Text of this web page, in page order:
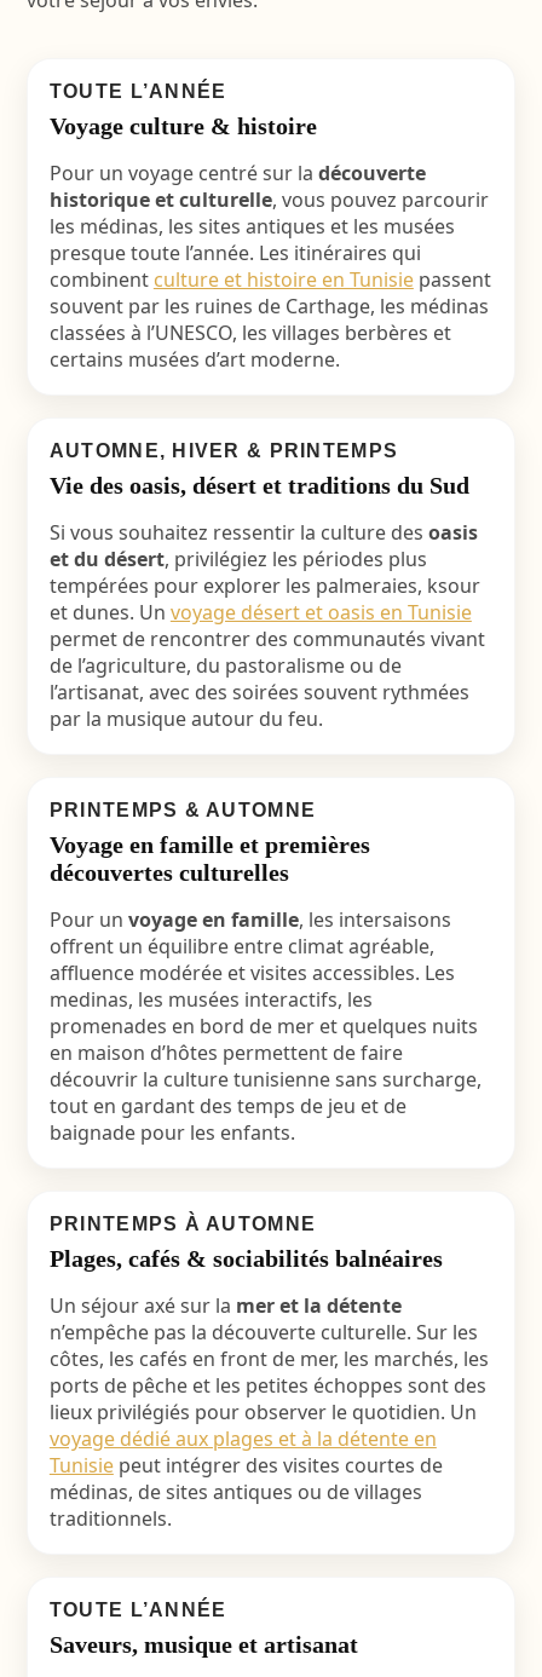
TOUTE L’ANNÉE
Voyage culture & histoire
Pour un voyage centré sur la découverte
historique et culturelle, vous pouvez parcourir
les médinas, les sites antiques et les musées
presque toute l’année. Les itinéraires qui
combinent culture et histoire en Tunisiepassent
souvent par les ruines de Carthage, les médinas
classées à l’UNESCO, les villages berbères et
certains musées d’art moderne.
AUTOMNE, HIVER & PRINTEMPS
Vie des oasis, désert et traditions du Sud
Si vous souhaitez ressentir la culture des oasis
et du désert, privilégiez les périodes plus
tempérées pour explorer les palmeraies, ksour
et dunes. Un voyage désert et oasis en Tunisie
permet de rencontrer des communautés vivant
de l’agriculture, du pastoralisme ou de
l’artisanat, avec des soirées souvent rythmées
par la musique autour du feu.
PRINTEMPS & AUTOMNE
Voyage en famille et premières
découvertes culturelles
Pour un voyage en famille, les intersaisons
offrent un équilibre entre climat agréable,
affluence modérée et visites accessibles. Les
medinas, les musées interactifs, les
promenades en bord de mer et quelques nuits
en maison d’hôtes permettent de faire
découvrir la culture tunisienne sans surcharge,
tout en gardant des temps de jeu et de
baignade pour les enfants.
PRINTEMPS À AUTOMNE
Plages, cafés & sociabilités balnéaires
Un séjour axé sur la mer et la détente
n’empêche pas la découverte culturelle. Sur les
côtes, les cafés en front de mer, les marchés, les
ports de pêche et les petites échoppes sont des
lieux privilégiés pour observer le quotidien. Un
voyage dédié aux plages et à la détente en
Tunisiepeut intégrer des visites courtes de
médinas, de sites antiques ou de villages
traditionnels.
TOUTE L’ANNÉE
Saveurs, musique et artisanat